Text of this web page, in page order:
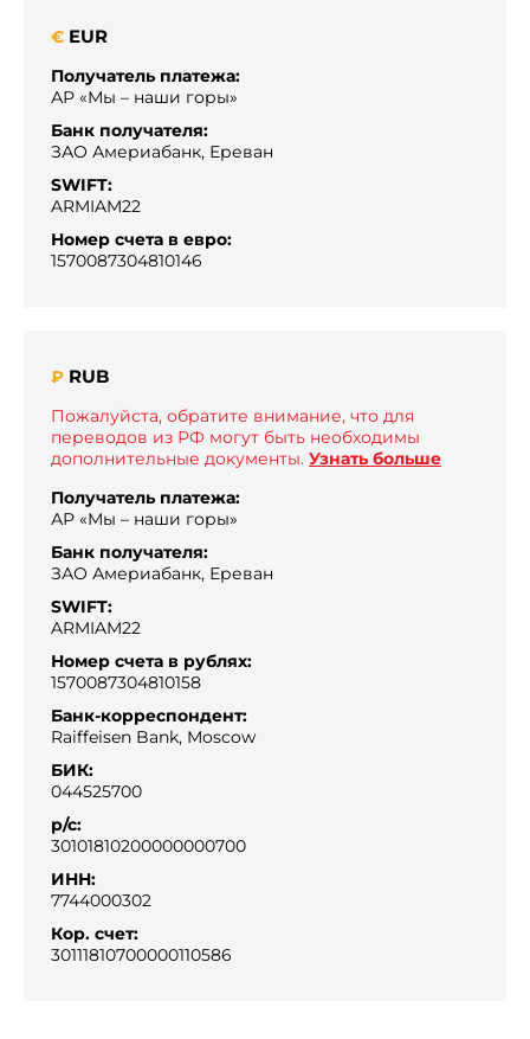
€ EUR
Получатель платежа:
АР «Мы – наши горы»
Банк получателя:
ЗАО Америабанк, Ереван
SWIFT:
ARMIAM22
Номер счета в евро:
1570087304810146
₽ RUB
Пожалуйста, обратите внимание, что для
переводов из РФ могут быть необходимы
дополнительные документы. Узнать больше
Получатель платежа:
АР «Мы – наши горы»
Банк получателя:
ЗАО Америабанк, Ереван
SWIFT:
ARMIAM22
Номер счета в рублях:
1570087304810158
Банк-корреспондент:
Raiffeisen Bank, Moscow
БИК:
044525700
р/с:
30101810200000000700
ИНН:
7744000302
Кор. счет:
30111810700000110586